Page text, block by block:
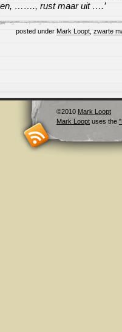
……., rust maar uit ….’
posted under Mark Loopt zwarte
©2010 Mark Loopt
Mark Loopt uses the